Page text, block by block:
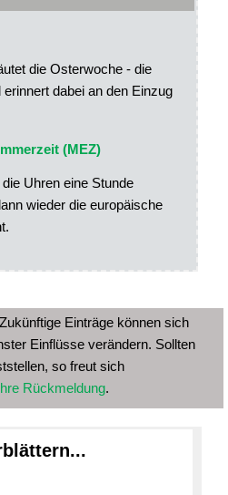
die Osterwoche - die
dabei an den Einzug
(MEZ)
Uhren eine Stunde
wieder die europäische
Zukünftige Einträge können sich
Einflüsse verändern. Sollten
so freut sich
Rückmeldung.